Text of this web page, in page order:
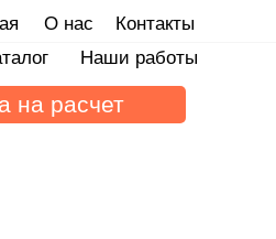
О нас
Наши работы
Контакты
на расчет